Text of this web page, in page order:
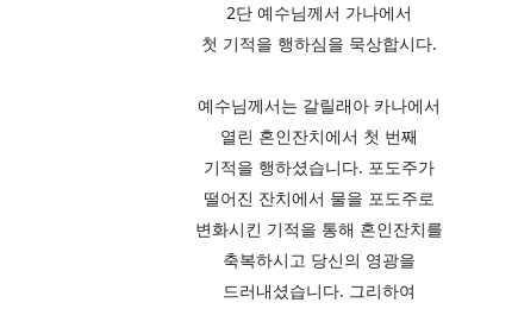
2단 예수님께서 가나에서
첫 기적을 행하심을 묵상합시다.
예수님께서는 갈릴래아 카나에서
열린 혼인잔치에서 첫 번째
기적을 행하셨습니다. 포도주가
떨어진 잔치에서 물을 포도주로
변화시킨 기적을 통해 혼인잔치를
축복하시고 당신의 영광을
드러내셨습니다. 그리하여